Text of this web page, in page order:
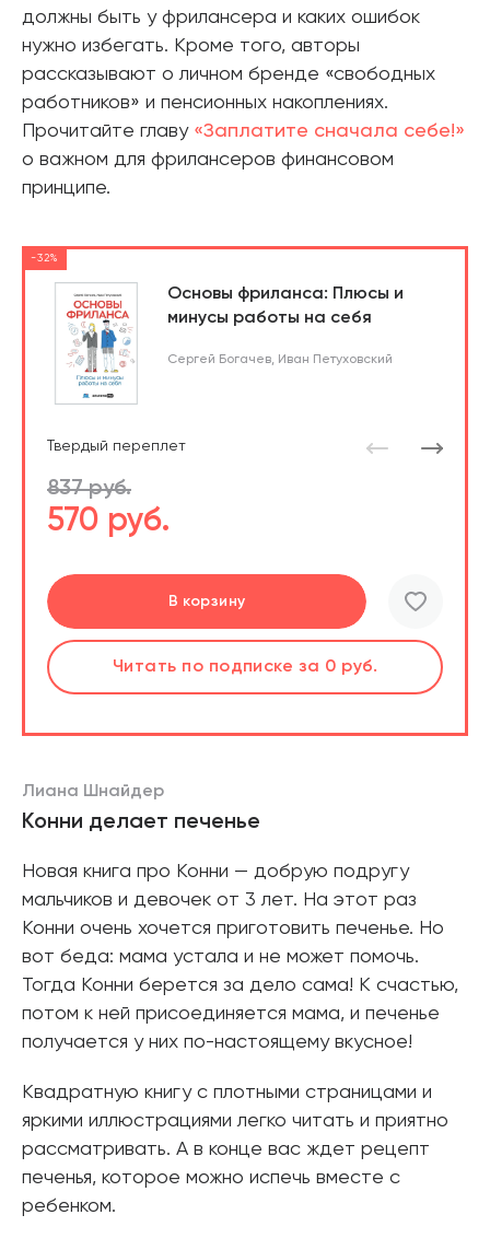
должны быть у фрилансера и каких ошибок
нужно избегать. Кроме того, авторы
рассказывают о личном бренде «свободных
работников» и пенсионных накоплениях.
Прочитайте главу «Заплатите сначала себе!»
о важном для фрилансеров финансовом
принципе.
-32%
Основы фриланса: Плюсы и
минусы работы на себя
Сергей Богачев, Иван Петуховский
Твердый переплет
837 руб.
570 руб.
В корзину
В корзине
Читать по подписке за 0 руб.
Перейти
Читать по подписке за 0 руб.
Лиана Шнайдер
Конни делает печенье
Новая книга про Конни — добрую подругу
мальчиков и девочек от 3 лет. На этот раз
Конни очень хочется приготовить печенье. Но
вот беда: мама устала и не может помочь.
Тогда Конни берется за дело сама! К счастью,
потом к ней присоединяется мама, и печенье
получается у них по-настоящему вкусное!
Квадратную книгу с плотными страницами и
яркими иллюстрациями легко читать и приятно
рассматривать. А в конце вас ждет рецепт
печенья, которое можно испечь вместе с
ребенком.